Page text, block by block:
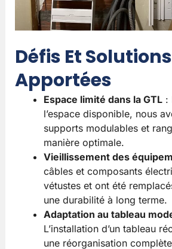
Défis Et Solutions
Apportées
Espace limité dans la GTL:
l’espace disponible, nous
supports modulables et
manière optimale.
Vieillissement des
câbles et composants
vétustes et ont été
une durabilité à long terme.
Adaptation au tableau
L’installation d’un tableau
une réorganisation